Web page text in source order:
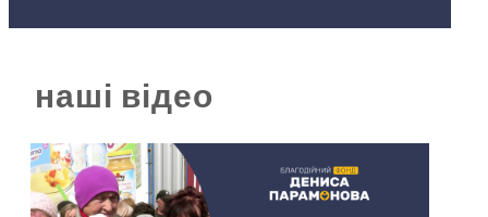
наші відео